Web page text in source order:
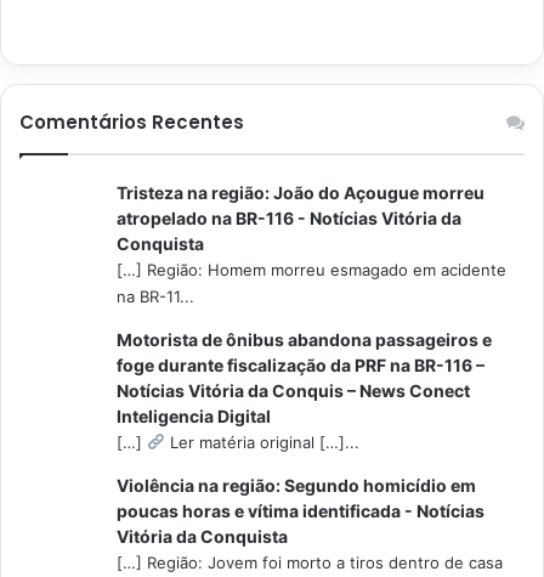
Comentários Recentes
Tristeza na região: João do Açougue morreu
atropelado na BR-116 - Notícias Vitória da
Conquista
[…] Região: Homem morreu esmagado em acidente
na BR-11...
Motorista de ônibus abandona passageiros e
foge durante fiscalização da PRF na BR-116 –
Notícias Vitória da Conquis – News Conect
Inteligencia Digital
[…] Ler matéria original […]...
Violência na região: Segundo homicídio em
poucas horas e vítima identificada - Notícias
Vitória da Conquista
[…] Região: Jovem foi morto a tiros dentro de casa